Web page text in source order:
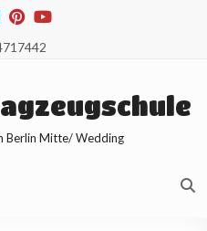
Berlin Mitte/ Wedding